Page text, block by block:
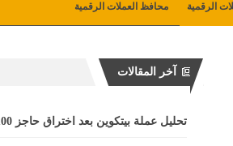
الرقمية محافظ العملات الرقمية
آخر المقالات
تحليل عملة بيتكوين بعد اختراق حاجز 100 الف